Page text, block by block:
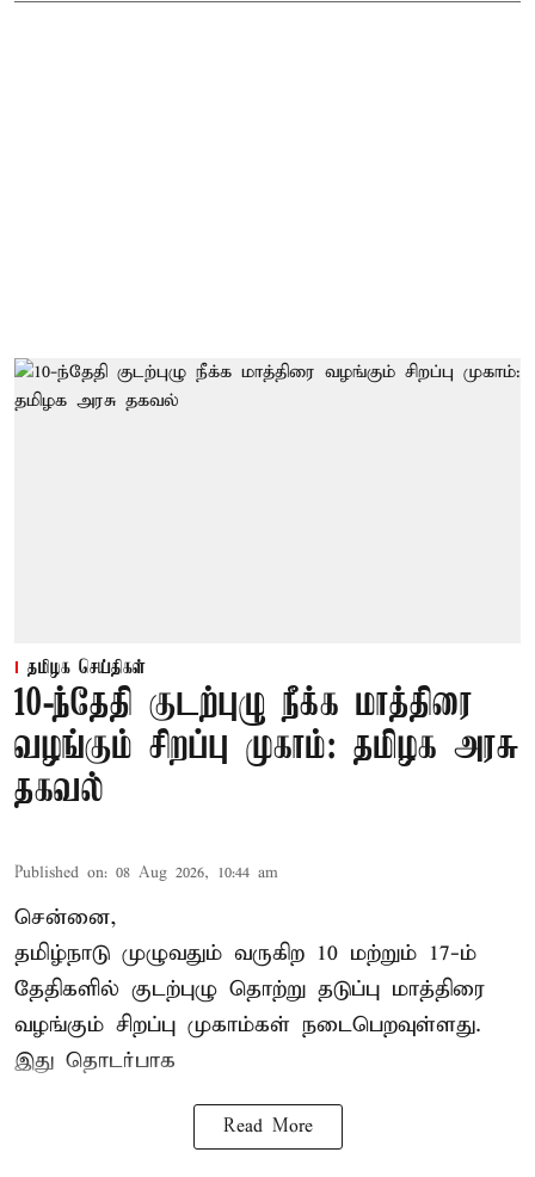
தமிழக செய்திகள்
10-ந்தேதி குடற்புழு நீக்க மாத்திரை
வழங்கும் சிறப்பு முகாம்: தமிழக அரசு
தகவல்
Published on: 08 Aug 2026, 10:44 am
சென்னை,
தமிழ்நாடு முழுவதும் வருகிற 10 மற்றும் 17-ம்
தேதிகளில் குடற்புழு தொற்று தடுப்பு மாத்திரை
வழங்கும் சிறப்பு முகாம்கள் நடைபெறவுள்ளது.
இது தொடர்பாக
Read More